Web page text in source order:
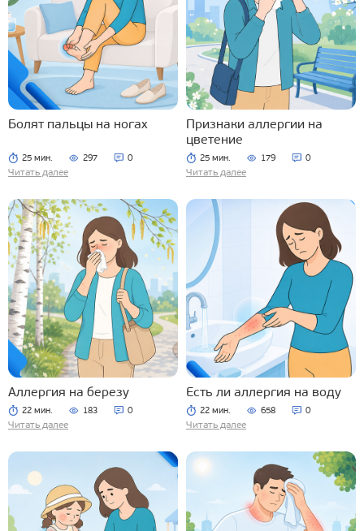
Болят пальцы на ногах
25 мин. 297 0
Читать далее
Признаки аллергии на
цветение
25 мин. 179 0
Читать далее
Аллергия на березу
22 мин. 183 0
Читать далее
Есть ли аллергия на воду
22 мин. 658 0
Читать далее